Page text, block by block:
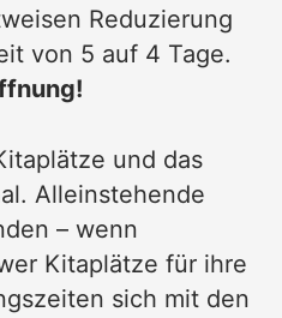
Reduzierung
von 5 auf 4 Tage.
und das
Alleinstehende
– wenn
Kitaplätze für ihre
sich mit den